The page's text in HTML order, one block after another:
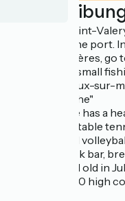
Located in Saint-
old town or the port.
near the Molières,
discover the small
Swim in Cayeux-sur-
"Route Blanche"
The campsite has a
tennis court, table
petanque and
with bar, snack bar,
for young and old in
concerned, 80 high